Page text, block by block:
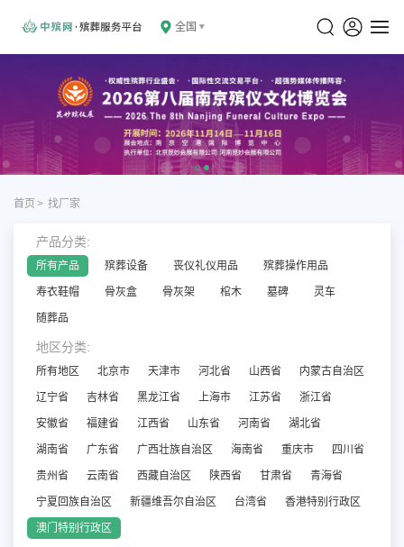
全国
首页 > 找厂家
产品分类:
所有产品 殡葬设备 丧仪礼仪用品 殡葬操作用品
寿衣鞋帽 骨灰盒 骨灰架 棺木 墓碑 灵车
随葬品
地区分类:
所有地区 北京市 天津市 河北省 山西省 内蒙古自治区
辽宁省 吉林省 黑龙江省 上海市 江苏省 浙江省
安徽省 福建省 江西省 山东省 河南省 湖北省
湖南省 广东省 广西壮族自治区 海南省 重庆市 四川省
贵州省 云南省 西藏自治区 陕西省 甘肃省 青海省
宁夏回族自治区 新疆维吾尔自治区 台湾省 香港特别行政区
澳门特别行政区